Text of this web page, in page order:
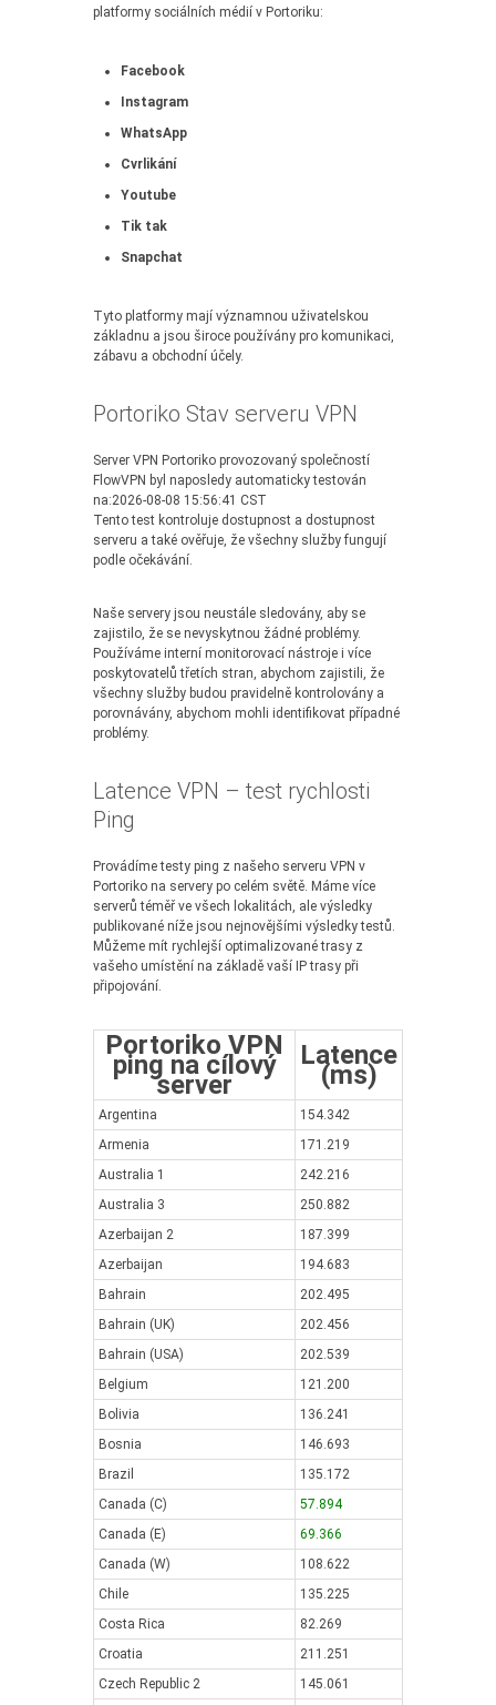
platformy sociálních médií v Portoriku:
Facebook
Instagram
WhatsApp
Cvrlikání
Youtube
Tik tak
Snapchat
Tyto platformy mají významnou uživatelskou
základnu a jsou široce používány pro komunikaci,
zábavu a obchodní účely.
Portoriko Stav serveru VPN
Server VPN Portoriko provozovaný společností
FlowVPN byl naposledy automaticky testován
na:2026-08-08 15:56:41 CST
Tento test kontroluje dostupnost a dostupnost
serveru a také ověřuje, že všechny služby fungují
podle očekávání.
Naše servery jsou neustále sledovány, aby se
zajistilo, že se nevyskytnou žádné problémy.
Používáme interní monitorovací nástroje i více
poskytovatelů třetích stran, abychom zajistili, že
všechny služby budou pravidelně kontrolovány a
porovnávány, abychom mohli identifikovat případné
problémy.
Latence VPN – test rychlosti
Ping
Provádíme testy ping z našeho serveru VPN v
Portoriko na servery po celém světě. Máme více
serverů téměř ve všech lokalitách, ale výsledky
publikované níže jsou nejnovějšími výsledky testů.
Můžeme mít rychlejší optimalizované trasy z
vašeho umístění na základě vaší IP trasy při
připojování.
Portoriko VPN
ping na cílový
server
Latence
(ms)
Argentina
154.342
Armenia
171.219
Australia 1
242.216
Australia 3
250.882
Azerbaijan 2
187.399
Azerbaijan
194.683
Bahrain
202.495
Bahrain (UK)
202.456
Bahrain (USA)
202.539
Belgium
121.200
Bolivia
136.241
Bosnia
146.693
Brazil
135.172
Canada (C)
57.894
Canada (E)
69.366
Canada (W)
108.622
Chile
135.225
Costa Rica
82.269
Croatia
211.251
Czech Republic 2
145.061